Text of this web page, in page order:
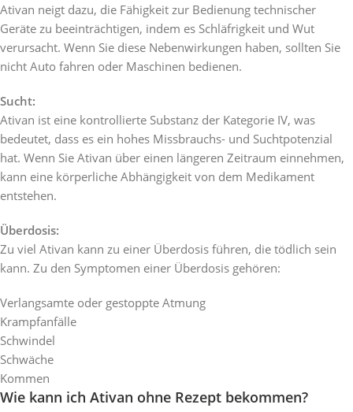
Ativan neigt dazu, die Fähigkeit zur Bedienung technischer
Geräte zu beeinträchtigen, indem es Schläfrigkeit und Wut
verursacht. Wenn Sie diese Nebenwirkungen haben, sollten Sie
nicht Auto fahren oder Maschinen bedienen.
Sucht:
Ativan ist eine kontrollierte Substanz der Kategorie IV, was
bedeutet, dass es ein hohes Missbrauchs- und Suchtpotenzial
hat. Wenn Sie Ativan über einen längeren Zeitraum einnehmen,
kann eine körperliche Abhängigkeit von dem Medikament
entstehen.
Überdosis:
Zu viel Ativan kann zu einer Überdosis führen, die tödlich sein
kann. Zu den Symptomen einer Überdosis gehören:
Verlangsamte oder gestoppte Atmung
Krampfanfälle
Schwindel
Schwäche
Kommen
Wie kann ich Ativan ohne Rezept bekommen?